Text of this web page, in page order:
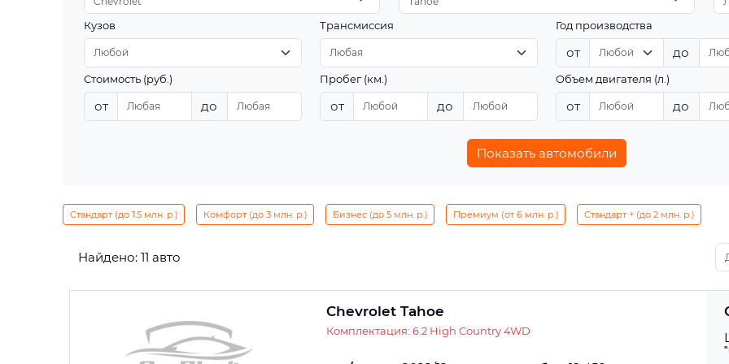
Кузов Трансмиссия Год производства
от до
Стоимость (руб.)
от до
Пробег (км.)
от до
Объем двигателя (л.)
от до
Показать автомобили
Стандарт (до 1.5 млн. р.) Комфорт (до 3 млн. р.) Бизнес (до 5 млн. р.) Премиум (от 6 млн. р.) Стандарт + (до 2 млн. р.)
Найдено: 11 авто
Chevrolet Tahoe
Комплектация: 6.2 High Country 4WD